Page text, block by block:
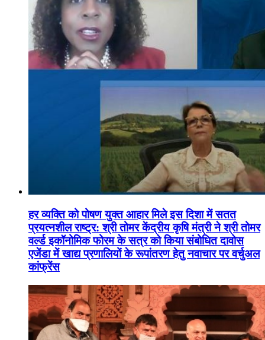
हर व्यक्ति को पोषण युक्त आहार मिले इस दिशा में सतत
प्रयत्नशील राष्ट्र: श्री तोमर केंद्रीय कृषि मंत्री ने श्री तोमर
वर्ल्ड इकॉनोमिक फोरम के सत्र को किया संबोधित दावोस
एजेंडा में खाद्य प्रणालियों के रूपांतरण हेतु नवाचार पर वर्चुअल
कांफ्रेंस